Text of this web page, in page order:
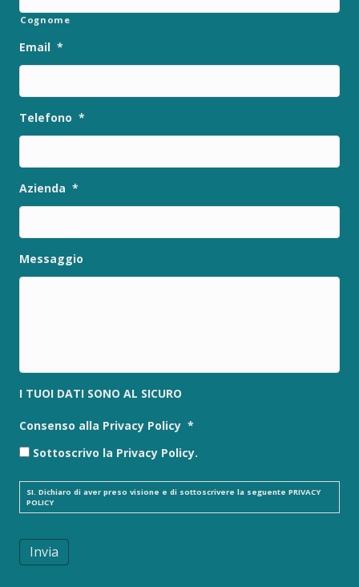
Cognome
Email *
Telefono *
Azienda *
Messaggio
I TUOI DATI SONO AL SICURO
Consenso alla Privacy Policy *
Sottoscrivo la Privacy Policy.
SI. Dichiaro di aver preso visione e di sottoscrivere la seguente PRIVACY
POLICY
Invia